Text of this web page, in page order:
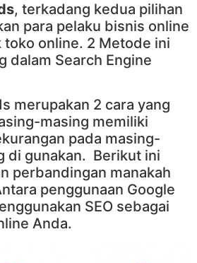
, terkadang kedua pilihan
para pelaku bisnis online
toko online. 2 Metode ini
dalam Search Engine
merupakan 2 cara yang
masing memiliki
pada masing-
di gunakan. Berikut ini
perbandingan manakah
penggunaan Google
SEO sebagai
Anda.